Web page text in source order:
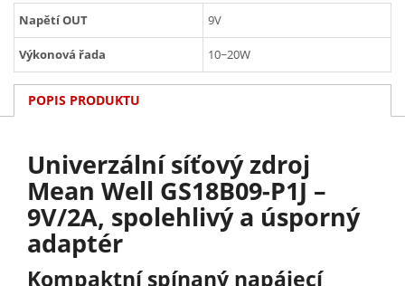
Napětí OUT 9V
Výkonová řada 10~20W
POPIS PRODUKTU
Univerzální síťový zdroj
Mean Well GS18B09-P1J –
9V/2A, spolehlivý a úsporný
adaptér
Kompaktní spínaný napájecí